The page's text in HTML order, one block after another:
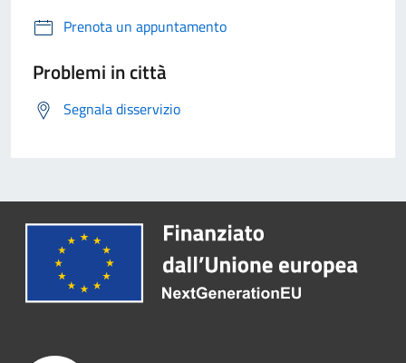
Prenota un appuntamento
Problemi in città
Segnala disservizio